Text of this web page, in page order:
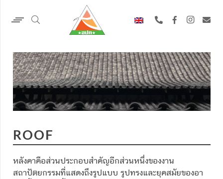
ROOF
หลังคาคือส่วนประกอบสำคัญอีกส่วนหนึ่งของงาน
สถาปัตยกรรมที่แสดงถึงรูปแบบ รูปทรงและยุคสมัยของอา